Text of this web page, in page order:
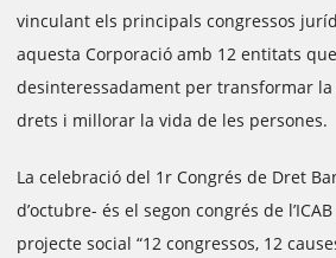
vinculant els principals congressos
aquesta Corporació amb 12 entitats
desinteressadament per transformar la
drets i millorar la vida de les persones.
La celebració del 1r Congrés de Dret
d’octubre- és el segon congrés de
projecte social “12 congressos, 12